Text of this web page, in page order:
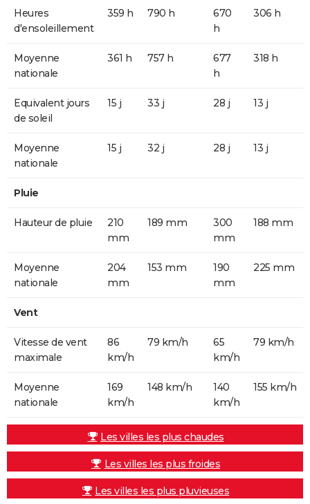
Heures
d'ensoleillement
359 h 790 h
670
h
306 h
Moyenne
nationale
361 h 757 h
677
h
318 h
Equivalent jours
de soleil
15 j 33 j 28 j 13 j
Moyenne
nationale
15 j 32 j 28 j 13 j
Pluie
Hauteur de pluie
210
mm
189 mm
300
mm
188 mm
Moyenne
nationale
204
mm
153 mm
190
mm
225 mm
Vent
Vitesse de vent
maximale
86
km/h
79 km/h
65
km/h
79 km/h
Moyenne
nationale
169
km/h
148 km/h
140
km/h
155 km/h
Les villes les plus chaudes
Les villes les plus froides
Les villes les plus pluvieuses